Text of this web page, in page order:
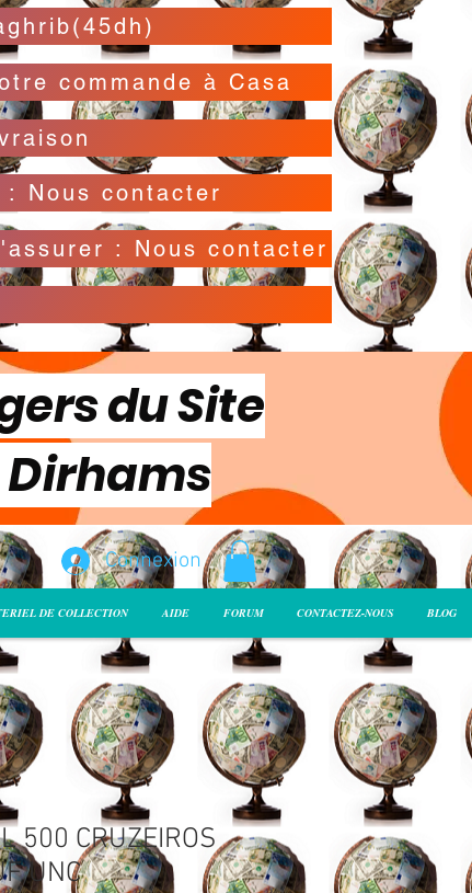
commande à Casa
Nous contacter
Possibilité de déclarer la valeur de l'envoi pour l'assurer : Nous contacter
du Site
Connexion
DE COLLECTION AIDE FORUM CONTACTEZ-NOUS BLOG
500 CRUZEIROS
UNC